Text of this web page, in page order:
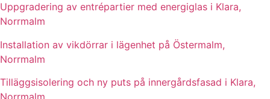
Uppgradering av entrépartier med energiglas i Klara,
Norrmalm
Installation av vikdörrar i lägenhet på Östermalm,
Norrmalm
Tilläggsisolering och ny puts på innergårdsfasad i Klara,